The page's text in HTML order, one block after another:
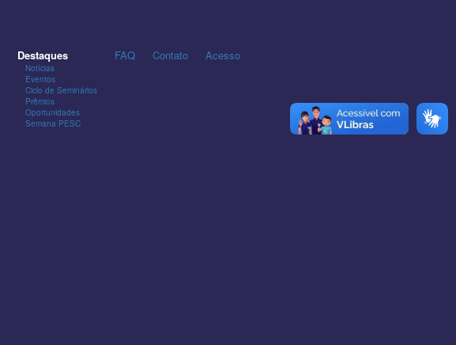
Destaques
Notícias
Eventos
Ciclo de Seminários
Prêmios
Oportunidades
Semana PESC
FAQ Contato Acesso